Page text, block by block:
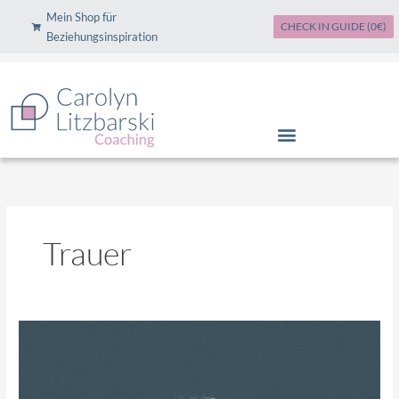
Mein Shop für
Beziehungsinspiration
CHECK IN GUIDE (0€)
Trauer